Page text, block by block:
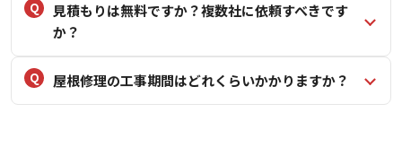
見積もりは無料ですか？複数社に依頼すべきです
か？
屋根修理の工事期間はどれくらいかかりますか？